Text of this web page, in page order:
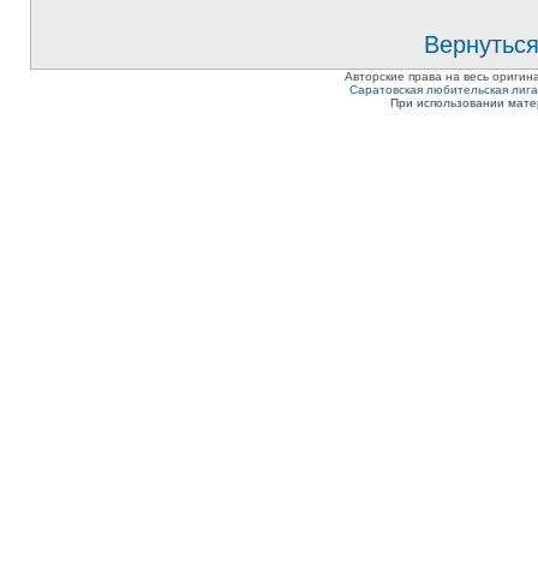
Авторские права на весь
Саратовская любительская
При использовании